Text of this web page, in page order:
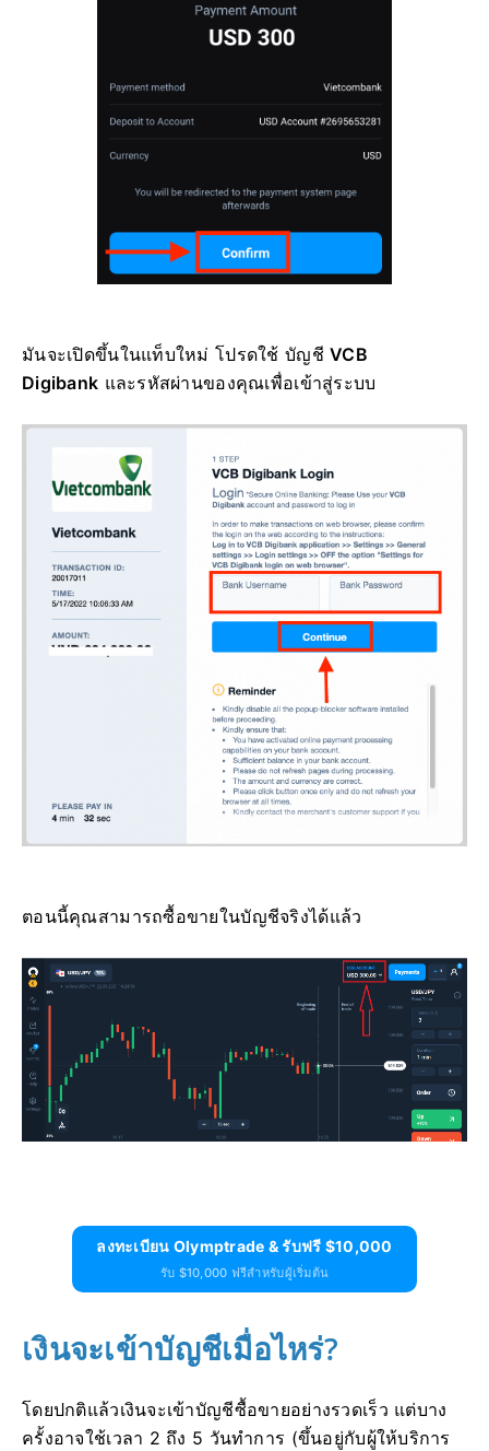
มันจะเปิดขึ้นในแท็บใหม่ โปรดใช้ บัญชีVCB
Digibank และรหัสผ่านของคุณเพื่อเข้าสู่ระบบ
ตอนนี้คุณสามารถซื้อขายในบัญชีจริงได้แล้ว
ลงทะเบียน Olymptrade & รับฟรี $10,000
รับ $10,000 ฟรีสำหรับผู้เริ่มต้น
เงินจะเข้าบัญชีเมื่อไหร่?
โดยปกติแล้วเงินจะเข้าบัญชีซื้อขายอย่างรวดเร็ว แต่บาง
ครั้งอาจใช้เวลา 2 ถึง 5 วันทำการ (ขึ้นอยู่กับผู้ให้บริการ